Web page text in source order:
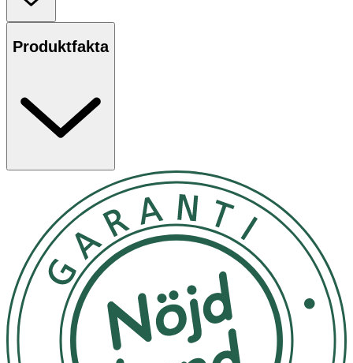
polyester, 15 % elastan. Oeko-Tex Standard 100-
OK för gravida och ammande:
Produktfakta